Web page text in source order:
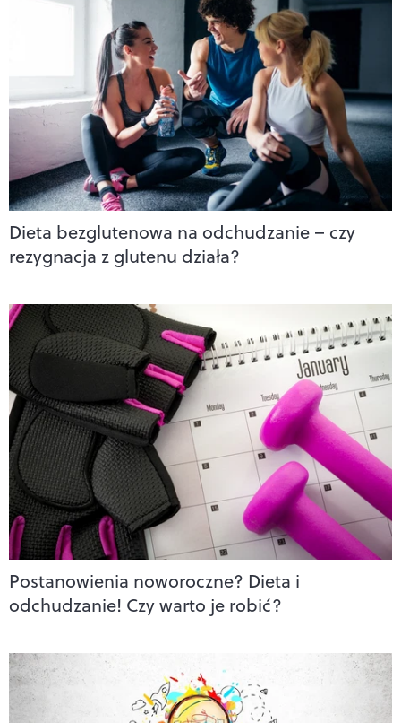
Dieta bezglutenowa na odchudzanie – czy
rezygnacja z glutenu działa?
Postanowienia noworoczne? Dieta i
odchudzanie! Czy warto je robić?